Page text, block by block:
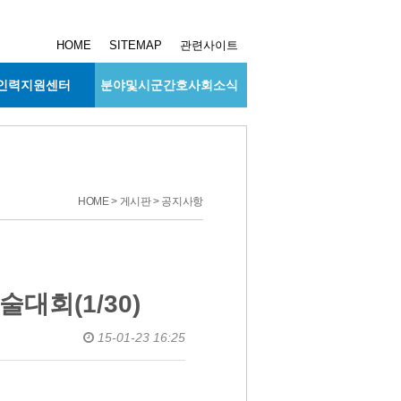
HOME SITEMAP 관련사이트
력지원센터 분야및시군간호사회소식
HOME > 게시판 > 공지사항
대회(1/30)
15-01-23 16:25